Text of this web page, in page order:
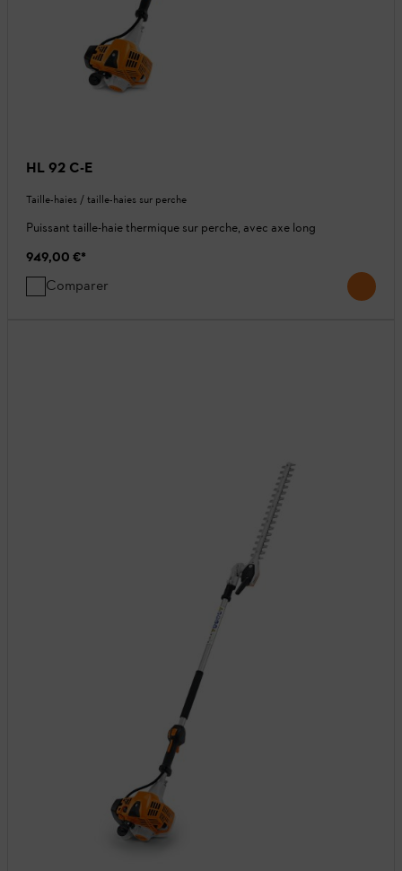
HL 92 C-E
Taille-haies / taille-haies sur perche
Puissant taille-haie thermique sur perche, avec axe long
949,00 €*
Comparer